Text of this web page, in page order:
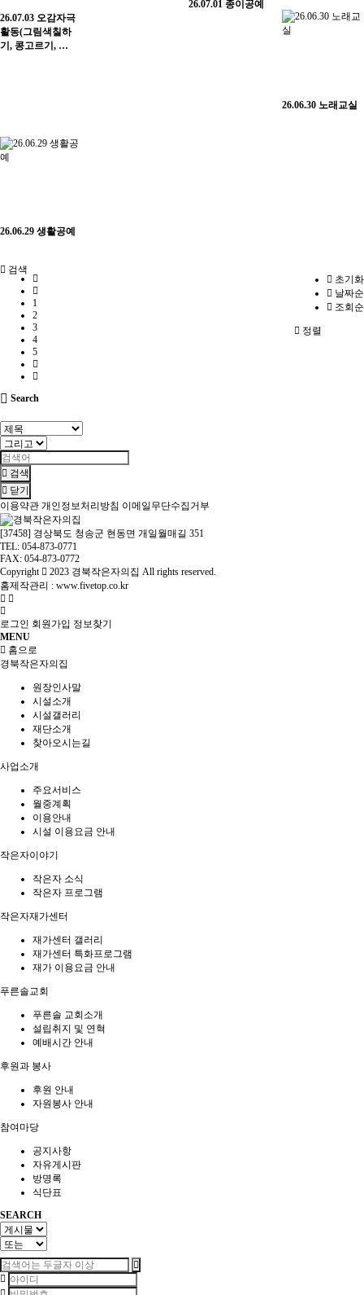
26.07.03 오감자극
활동(그림색칠하
기, 콩고르기, …
26.07.01 종이공예
26.06.30 노래교실
26.06.29 생활공예
초기화
날짜순
조회순
정렬
검색
1
2
3
4
5
Search
검색
닫기
이용약관 개인정보처리방침 이메일무단수집거부
[37458] 경상북도 청송군 현동면 개일월매길 351
TEL: 054-873-0771
FAX: 054-873-0772
Copyright
2023 경북작은자의집 All rights reserved.
홈제작관리 : www.fivetop.co.kr
로그인 회원가입 정보찾기
MENU
홈으로
경북작은자의집
원장인사말
시설소개
시설갤러리
재단소개
찾아오시는길
사업소개
주요서비스
월중계획
이용안내
시설 이용요금 안내
작은자이야기
작은자 소식
작은자 프로그램
작은자재가센터
재가센터 갤러리
재가센터 특화프로그램
재가 이용요금 안내
푸른솔교회
푸른솔 교회소개
설립취지 및 연혁
예배시간 안내
후원과 봉사
후원 안내
자원봉사 안내
참여마당
공지사항
자유게시판
방명록
식단표
SEARCH